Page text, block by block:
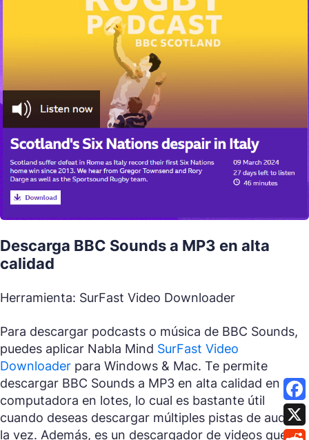
Descarga BBC Sounds a MP3 en alta
calidad
Herramienta: SurFast Video Downloader
Para descargar podcasts o música de BBC Sounds,
puedes aplicar Nabla Mind SurFast Video
Downloader para Windows & Mac. Te permite
descargar BBC Sounds a MP3 en alta calidad en tu
computadora en lotes, lo cual es bastante útil
cuando deseas descargar múltiples pistas de audio a
la vez. Además, es un descargador de videos que